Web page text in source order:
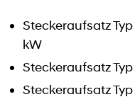
Steckeraufsatz
kW
Steckeraufsatz Typ
Steckeraufsatz Typ